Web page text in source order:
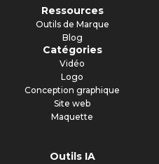
Ressources
Outils de Marque
Blog
Catégories
Vidéo
Logo
Conception graphique
Site web
Maquette
Outils IA